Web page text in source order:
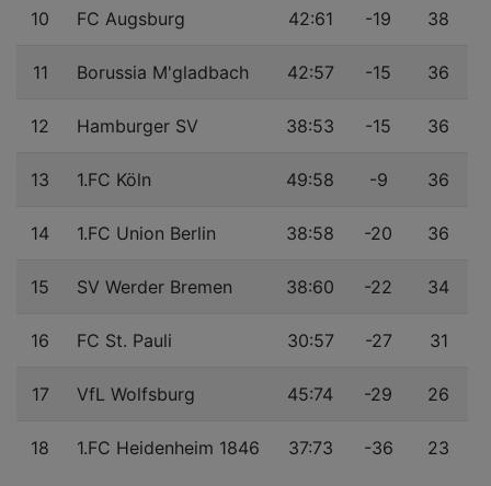
10 FC Augsburg 42:61 -19 38
11 Borussia M'gladbach 42:57 -15 36
12 Hamburger SV 38:53 -15 36
13 1.FC Köln 49:58 -9 36
14 1.FC Union Berlin 38:58 -20 36
15 SV Werder Bremen 38:60 -22 34
16 FC St. Pauli 30:57 -27 31
17 VfL Wolfsburg 45:74 -29 26
18 1.FC Heidenheim 1846 37:73 -36 23